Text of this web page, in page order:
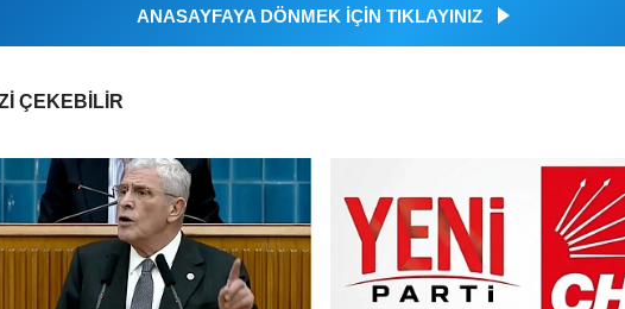
ANASAYFAYA DÖNMEK İÇİN TIKLAYINIZ
ÇEKEBILIR